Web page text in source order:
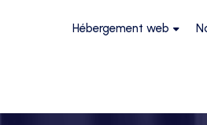
Hébergement web